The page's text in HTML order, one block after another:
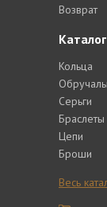
Каталог
Кольца
Серьги
Браслеты
Цепи
Броши
Весь
Возврат